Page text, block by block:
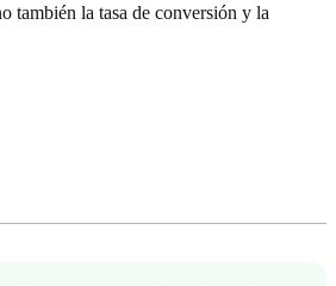
también la tasa de conversión y la